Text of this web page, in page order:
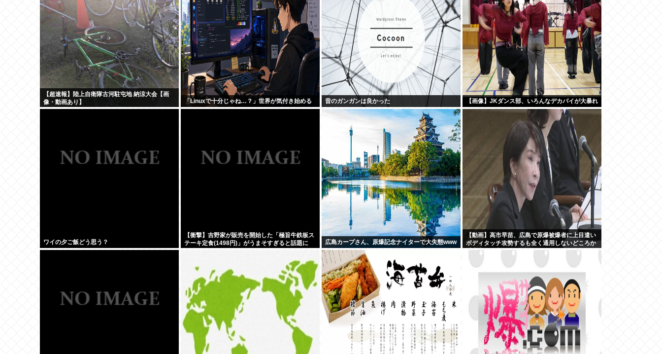
【超速報】陸上自衛隊古河駐屯地 納涼大会【画
像・動画あり】
「Linuxで十分じゃね…？」世界が気付き始める 昔のガンガンは良かった 【画像】JKダンス部、いろんなデカパイが大暴れ
ワイの夕ご飯どう思う？
【衝撃】吉野家が販売を開始した「極旨牛鉄板ス
テーキ定食(1498円)」がうまそすぎると話題に
広島カープさん、原爆記念ナイターで大失態www
【動画】高市早苗、広島で原爆被爆者に上目遣い
ボディタッチ攻勢するも全く通用しないどころか
「非常に不安」とガチギレ